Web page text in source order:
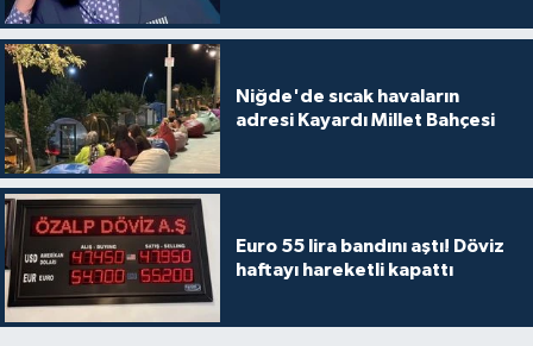
Niğde'de sıcak havaların
adresi Kayardı Millet Bahçesi
Euro 55 lira bandını aştı! Döviz
haftayı hareketli kapattı